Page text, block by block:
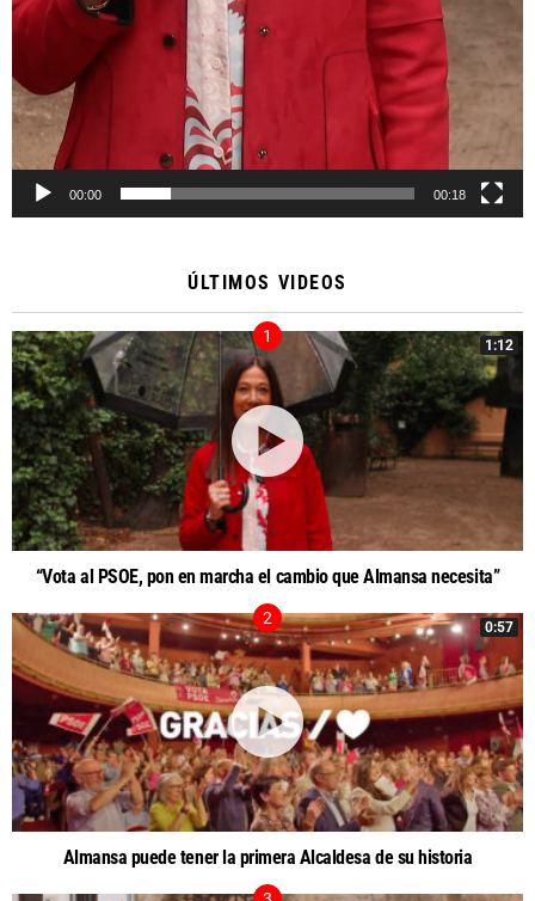
00:00 00:18
ÚLTIMOS VIDEOS
1:12
“Vota al PSOE, pon en marcha el cambio que Almansa necesita”
0:57
Almansa puede tener la primera Alcaldesa de su historia